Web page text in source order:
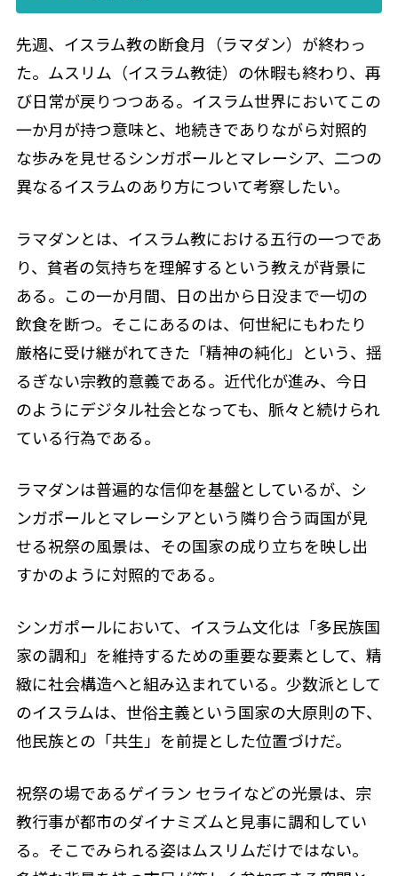
先週、イスラム教の断食月（ラマダン）が終わっ
た。ムスリム（イスラム教徒）の休暇も終わり、再
び日常が戻りつつある。イスラム世界においてこの
一か月が持つ意味と、地続きでありながら対照的
な歩みを見せるシンガポールとマレーシア、二つの
異なるイスラムのあり方について考察したい。
ラマダンとは、イスラム教における五行の一つであ
り、貧者の気持ちを理解するという教えが背景に
ある。この一か月間、日の出から日没まで一切の
飲食を断つ。そこにあるのは、何世紀にもわたり
厳格に受け継がれてきた「精神の純化」という、揺
るぎない宗教的意義である。近代化が進み、今日
のようにデジタル社会となっても、脈々と続けられ
ている行為である。
ラマダンは普遍的な信仰を基盤としているが、シ
ンガポールとマレーシアという隣り合う両国が見
せる祝祭の風景は、その国家の成り立ちを映し出
すかのように対照的である。
シンガポールにおいて、イスラム文化は「多民族国
家の調和」を維持するための重要な要素として、精
緻に社会構造へと組み込まれている。少数派として
のイスラムは、世俗主義という国家の大原則の下、
他民族との「共生」を前提とした位置づけだ。
祝祭の場であるゲイラン セライなどの光景は、宗
教行事が都市のダイナミズムと見事に調和してい
る。そこでみられる姿はムスリムだけではない。